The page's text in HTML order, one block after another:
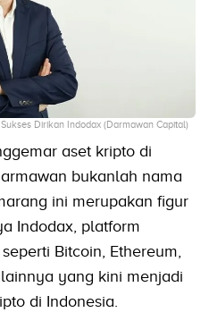
Dirikan Indodax (Darmawan Capital)
aset kripto di
bukanlah nama
ini merupakan figur
Indodax, platform
Bitcoin, Ethereum,
yang kini menjadi
di Indonesia.